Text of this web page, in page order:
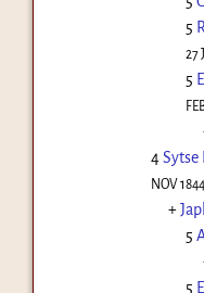
5
27
5
4Sytse
NOV 1844
+
5
5